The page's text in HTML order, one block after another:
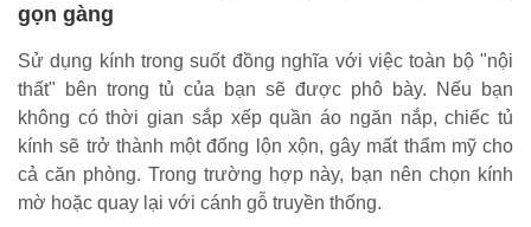
gọn gàng
Sử dụng kính trong suốt đồng nghĩa với việc toàn bộ "nội
thất" bên trong tủ của bạn sẽ được phô bày. Nếu bạn
không có thời gian sắp xếp quần áo ngăn nắp, chiếc tủ
kính sẽ trở thành một đống lộn xộn, gây mất thẩm mỹ cho
cả căn phòng. Trong trường hợp này, bạn nên chọn kính
mờ hoặc quay lại với cánh gỗ truyền thống.